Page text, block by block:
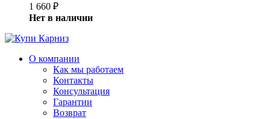
1 660 ₽
Нет в наличии
О компании
Как мы работаем
Контакты
Консультация
Гарантии
Возврат